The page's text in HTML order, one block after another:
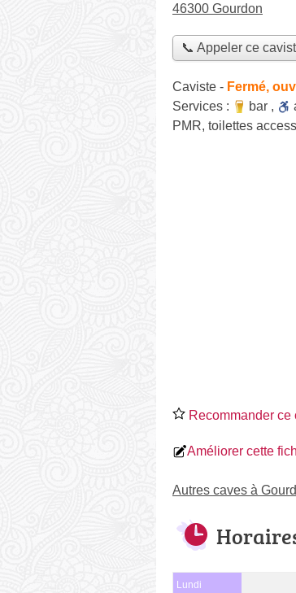
46300 Gourdon
📞 Appeler ce
Caviste - Fermé,
Services :
bar ,
PMR, toilettes
Recommander ce
Améliorer cette
Autres caves à
Lundi